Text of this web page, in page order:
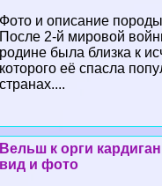
Фото и описание
После 2-й мировой
родине была близка к
которого её спасла
странах....
Вельш к opги
вид и фото